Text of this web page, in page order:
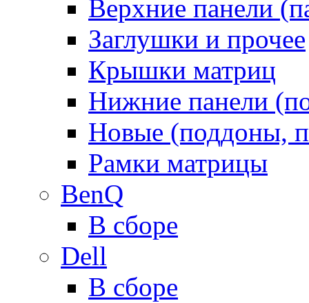
Верхние панели
Заглушки и прочее
Крышки матриц
Нижние панели
Новые (поддоны,
Рамки матрицы
BenQ
В сборе
Dell
В сборе